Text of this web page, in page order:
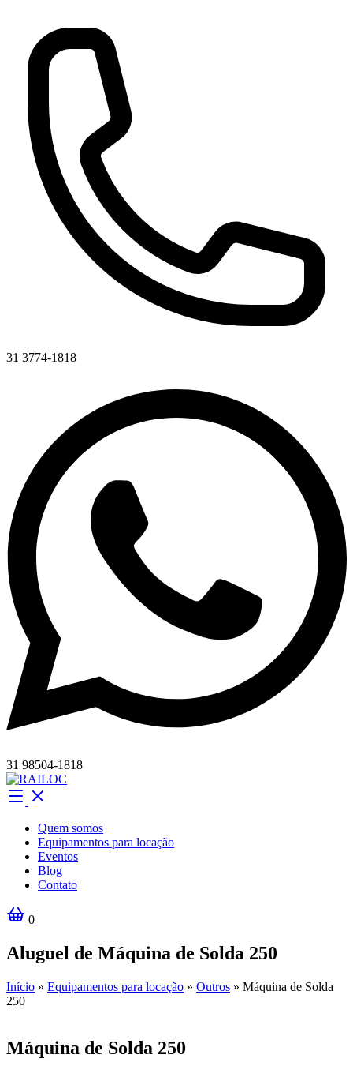
31 3774-1818
31 98504-1818
Quem somos
Equipamentos para locação
Eventos
Blog
Contato
0
Aluguel de Máquina de Solda 250
Início » Equipamentos para locação » Outros » Máquina de Solda
250
Máquina de Solda 250